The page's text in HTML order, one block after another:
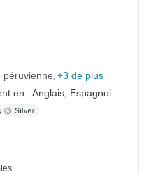
péruvienne +3 de plus
en : Anglais, Espagnol